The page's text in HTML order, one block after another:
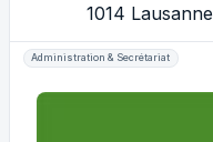
1014 Lausanne
Administration & Secrétariat